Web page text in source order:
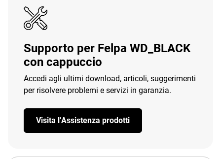
Supporto per Felpa WD_BLACK
con cappuccio
Accedi agli ultimi download, articoli, suggerimenti
per risolvere problemi e servizi in garanzia.
Visita l’Assistenza prodotti